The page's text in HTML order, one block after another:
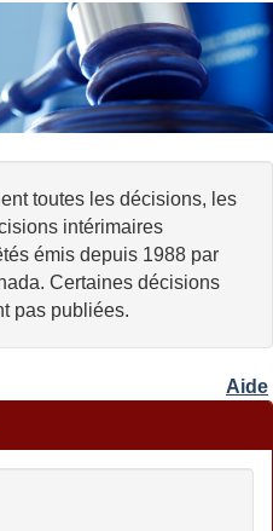
toutes les décisions, les
intérimaires
émis depuis 1988 par
Certaines décisions
pas publiées.
Aide